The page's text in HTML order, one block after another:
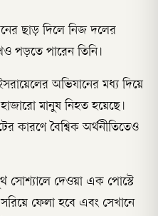
ছাড় দিলে নিজ দলের
পড়তে পারেন তিনি।
অভিযানের মধ্য দিয়ে
মানুষ নিহত হয়েছে।
কারণে বৈশ্বিক অর্থনীতিতেও
সোশ্যালে দেওয়া এক পোস্টে
ফেলা হবে এবং সেখানে